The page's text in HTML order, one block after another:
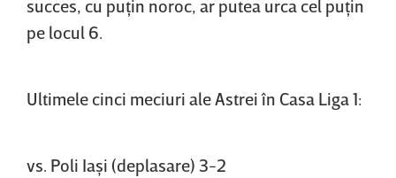
succes, cu puţin noroc, ar putea urca cel puţin
pe locul 6.
Ultimele cinci meciuri ale Astrei în Casa Liga 1:
vs. Poli Iaşi (deplasare) 3-2